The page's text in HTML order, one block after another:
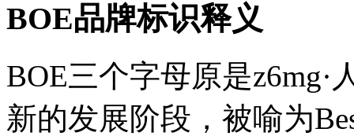
BOE品牌标识释义
BOE三个字母原是
新的发展阶段，被喻为